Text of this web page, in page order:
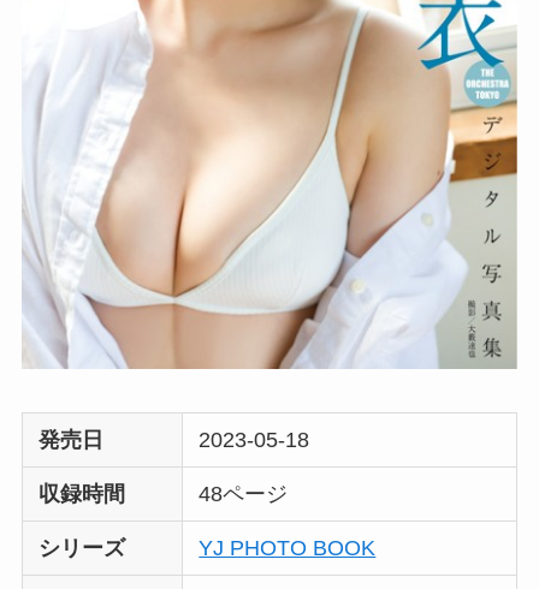
発売日 2023-05-18
収録時間 48ページ
シリーズ YJ PHOTO BOOK